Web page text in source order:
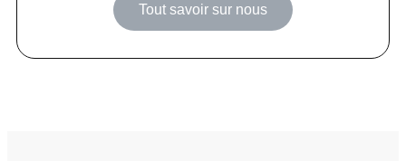
Tout savoir sur nous